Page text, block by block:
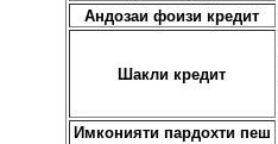
Андозаи фоизи кредит
Шакли кредит
Имконияти пардохти пеш